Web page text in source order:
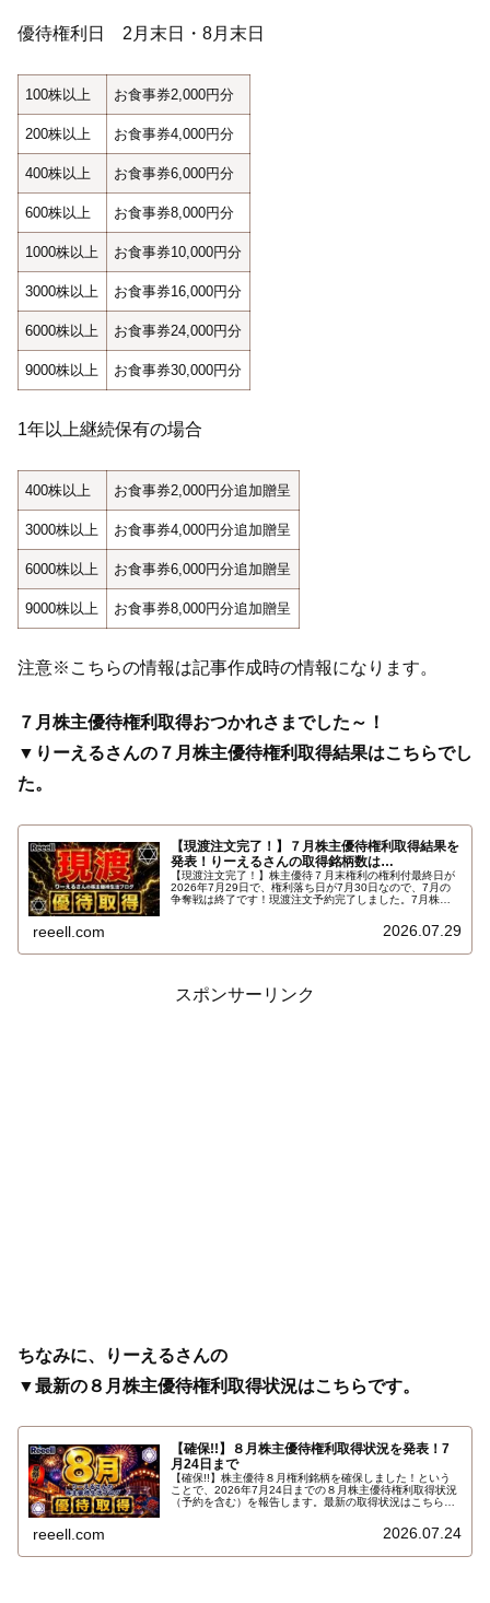
優待権利日 2月末日・8月末日
100株以上 お食事券2,000円分
200株以上 お食事券4,000円分
400株以上 お食事券6,000円分
600株以上 お食事券8,000円分
1000株以上 お食事券10,000円分
3000株以上 お食事券16,000円分
6000株以上 お食事券24,000円分
9000株以上 お食事券30,000円分
1年以上継続保有の場合
400株以上 お食事券2,000円分追加贈呈
3000株以上 お食事券4,000円分追加贈呈
6000株以上 お食事券6,000円分追加贈呈
9000株以上 お食事券8,000円分追加贈呈
注意※こちらの情報は記事作成時の情報になります。
７月株主優待権利取得おつかれさまでした～！
▼りーえるさんの７月株主優待権利取得結果はこちらでし
た。
【現渡注文完了！】７月株主優待権利取得結果を
発表！りーえるさんの取得銘柄数は…
【現渡注文完了！】株主優待７月末権利の権利付最終日が
2026年7月29日で、権利落ち日が7月30日なので、7月の
争奪戦は終了です！現渡注文予約完了しました。7月株主
reeell.com 2026.07.29
スポンサーリンク
ちなみに、りーえるさんの
▼最新の８月株主優待権利取得状況はこちらです。
【確保!!】８月株主優待権利取得状況を発表！7
月24日まで
【確保!!】株主優待８月権利銘柄を確保しました！という
ことで、2026年7月24日までの８月株主優待権利取得状況
（予約を含む）を報告します。最新の取得状況はこちらで
reeell.com 2026.07.24